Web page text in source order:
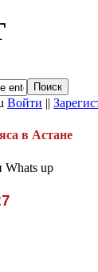
Войти ||
в Астане
Whats up